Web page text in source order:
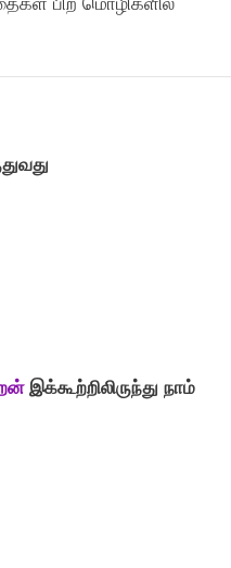
பிற மொழிகளில்
இக்கூற்றிலிருந்து நாம்